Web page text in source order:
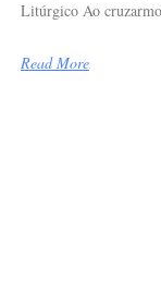
Litúrgico Ao
Read More